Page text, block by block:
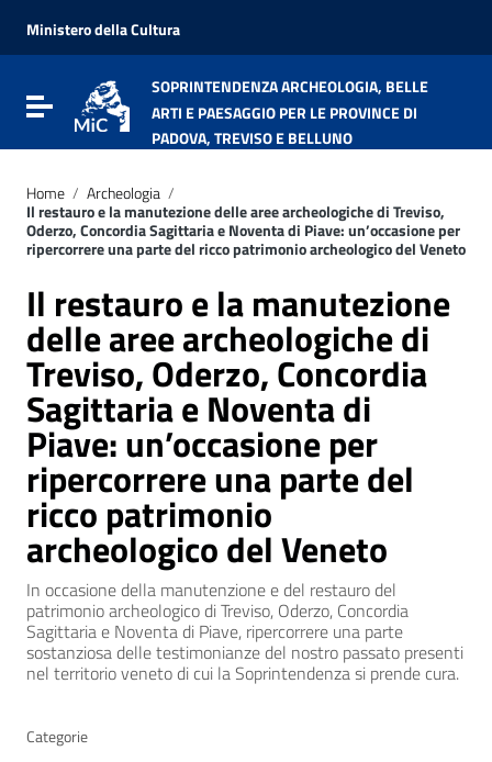
Vai al menu di navigazione
Vai al footer
Ministero della Cultura
Attiva / disattiva la navigazione
SOPRINTENDENZA ARCHEOLOGIA, BELLE
ARTI E PAESAGGIO PER LE PROVINCE DI
PADOVA, TREVISO E BELLUNO
Home / Archeologia /
Il restauro e la manutezione delle aree archeologiche di Treviso,
Oderzo, Concordia Sagittaria e Noventa di Piave: un’occasione per
ripercorrere una parte del ricco patrimonio archeologico del Veneto
Il restauro e la manutezione
delle aree archeologiche di
Treviso, Oderzo, Concordia
Sagittaria e Noventa di
Piave: un’occasione per
ripercorrere una parte del
ricco patrimonio
archeologico del Veneto
In occasione della manutenzione e del restauro del
patrimonio archeologico di Treviso, Oderzo, Concordia
Sagittaria e Noventa di Piave, ripercorrere una parte
sostanziosa delle testimonianze del nostro passato presenti
nel territorio veneto di cui la Soprintendenza si prende cura.
Categorie